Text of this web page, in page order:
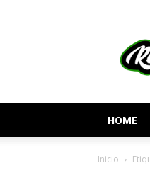
HOME
Inicio